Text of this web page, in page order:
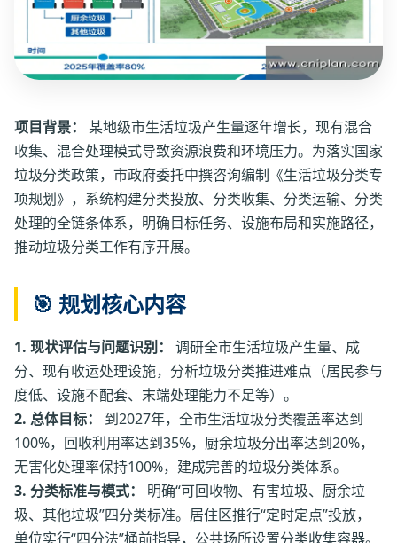
项目背景：
某地级市生活垃圾产生量逐年增长，现有混合
收集、混合处理模式导致资源浪费和环境压力。为落实国家
垃圾分类政策，市政府委托中撰咨询编制《生活垃圾分类专
项规划》，系统构建分类投放、分类收集、分类运输、分类
处理的全链条体系，明确目标任务、设施布局和实施路径，
推动垃圾分类工作有序开展。
🎯 规划核心内容
1. 现状评估与问题识别：
调研全市生活垃圾产生量、成
分、现有收运处理设施，分析垃圾分类推进难点（居民参与
度低、设施不配套、末端处理能力不足等）。
2. 总体目标：
到2027年，全市生活垃圾分类覆盖率达到
100%，回收利用率达到35%，厨余垃圾分出率达到20%，
无害化处理率保持100%，建成完善的垃圾分类体系。
3. 分类标准与模式：
明确“可回收物、有害垃圾、厨余垃
圾、其他垃圾”四分类标准。居住区推行“定时定点”投放，
单位实行“四分法”桶前指导，公共场所设置分类收集容器。